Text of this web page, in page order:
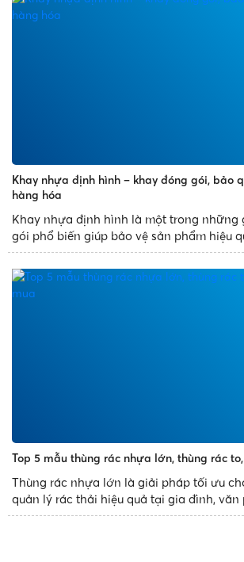
Khay nhựa định hình – khay đóng gói, bảo
hàng hóa
Khay nhựa định hình là một trong những
gói phổ biến giúp bảo vệ sản phẩm hiệu
tính thẩm mỹ. Với thiết kế đa dạng, sản
mẫu có sẵn, khay nhựa định hình mang
phẩm đẹp...
Top 5 mẫu thùng rác nhựa lớn, thùng rác
Thùng rác nhựa lớn là giải pháp tối ưu
quản lý rác thải hiệu quả tại gia đình, văn
công cộng. Với thiết kế bền bỉ, dung tích